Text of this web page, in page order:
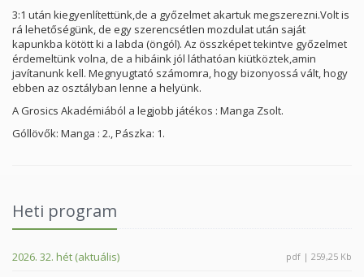
3:1 után kiegyenlítettünk,de a győzelmet akartuk megszerezni.Volt is
rá lehetőségünk, de egy szerencsétlen mozdulat után saját
kapunkba kötött ki a labda (öngól). Az összképet tekintve győzelmet
érdemeltünk volna, de a hibáink jól láthatóan kiütköztek,amin
javítanunk kell. Megnyugtató számomra, hogy bizonyossá vált, hogy
ebben az osztályban lenne a helyünk.
A Grosics Akadémiából a legjobb játékos : Manga Zsolt.
Góllövők: Manga : 2., Pászka: 1.
Heti program
2026. 32. hét (aktuális) pdf | 259,25 Kb